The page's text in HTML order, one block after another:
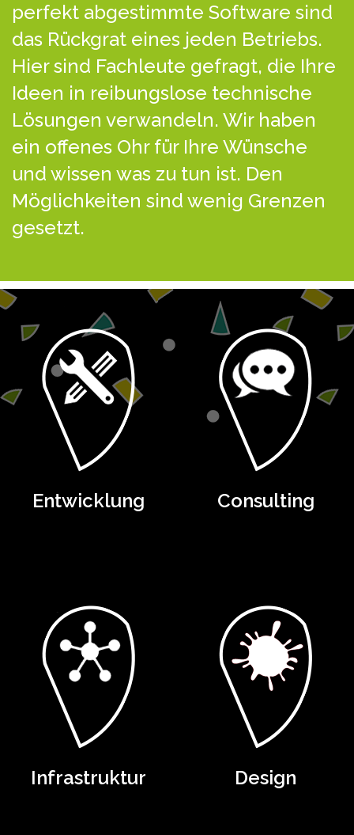
perfekt abgestimmte Software sind
das Rückgrat eines jeden Betriebs.
Hier sind Fachleute gefragt, die Ihre
Ideen in reibungslose technische
Lösungen verwandeln. Wir haben
ein offenes Ohr für Ihre Wünsche
und wissen was zu tun ist. Den
Möglichkeiten sind wenig Grenzen
gesetzt.
Entwicklung Consulting
Infrastruktur Design